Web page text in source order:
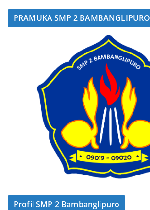
PRAMUKA SMP 2 BAMBANGLIPURO
Profil SMP 2 Bambanglipuro